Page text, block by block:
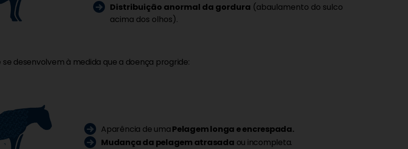
Distribuição anormal da gordura (abaulamento do sulco
acima dos olhos).
se desenvolvem à medida que a doença progride:
Aparência de umaPelagem longa e encrespada.
Mudança da pelagem atrasada ou incompleta.